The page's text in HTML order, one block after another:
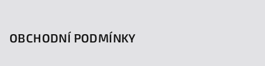
OBCHODNÍ PODMÍNKY